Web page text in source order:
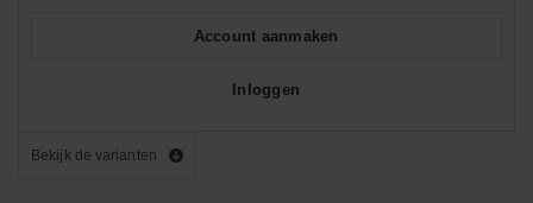
Bekijk de varianten
Account aanmaken
Inloggen